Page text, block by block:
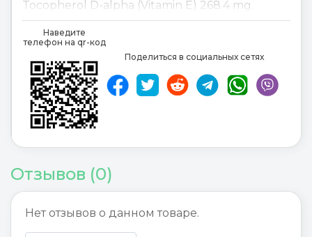
Tocopherol D-alpha (Vitamin E) 268.4 mg
Наведите
телефон на qr-код
Поделиться в социальных сетях
Отзывов (0)
Нет отзывов о данном товаре.